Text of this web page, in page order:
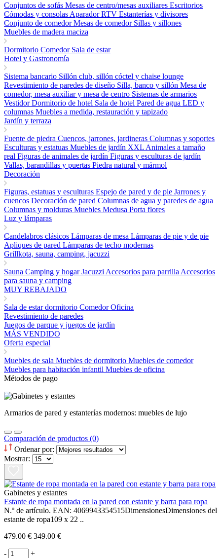
Conjuntos de sofás Mesas de centro/mesas auxiliares Escritorios
Cómodas y consolas Aparador RTV Estanterías y divisores
Conjunto de comedorMesas de comedor Sillas y sillones
Muebles de madera maciza
Dormitorio Comedor Sala de estar
Hotel y Gastronomía
Sistema bancario Sillón club, sillón cóctel y chaise lounge
Revestimiento de paredes de diseño Silla, banco y sillón Mesa de
comedor, mesa auxiliar y mesa de centro Sistemas de armarios
VestidorDormitorio de hotel Sala de hotel Pared de agua LED y
columnas Muebles a medida, restauración y tapizado
Jardín y terraza
Fuente de piedra Cuencos, jarrones, jardineras Columnas y soportes
Esculturas y estatuas Muebles de jardín XXL Animales a tamaño
real Figuras de animales de jardín Figuras y esculturas de jardín
Vallas, barandillas y puertas Piedra natural y mármol
Decoración
Figuras, estatuas y esculturas Espejo de pared y de pie Jarrones y
cuencos Decoración de pared Columnas de agua y paredes de agua
Columnas y molduras Muebles Medusa Porta flores
Luz y lámparas
Candelabros clásicos Lámparas de mesa Lámparas de pie y de pie
Apliques de pared Lámparas de techo modernas
Grillkota, sauna, camping, jacuzzi
Sauna Camping y hogarJacuzzi Accesorios para parrilla Accesorios
para sauna y camping
MUY REBAJADO
Sala de estardormitorio ComedorOficina
Revestimiento de paredes
Juegos de parque y juegos de jardín
MÁS VENDIDO
Oferta especial
Muebles de sala Muebles de dormitorio Muebles de comedor
Muebles para habitación infantil Muebles de oficina
Métodos de pago
Armarios de pared y estanterías modernos: muebles de lujo
Comparación de productos (0)
Ordenar por:
Mostrar:
Gabinetes y estantes
Estante de ropa montada en la pared con estante y barra para ropa
N.º de artículo. EAN: 4069943354515DimensionesDimensiones del
estante de ropa109 x 22 ..
479.00 € 349.00 €
- +